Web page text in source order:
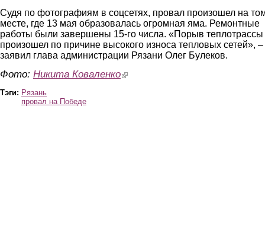
Судя по фотографиям в соцсетях, провал произошел на
месте, где 13 мая образовалась огромная яма. Ремонтные
работы были завершены 15-го числа. «Порыв теплотрассы
произошел по причине высокого износа тепловых сетей», –
заявил глава администрации Рязани Олег Булеков.
Фото: Никита Коваленко(link is external)
Тэги: Рязань
провал на Победе